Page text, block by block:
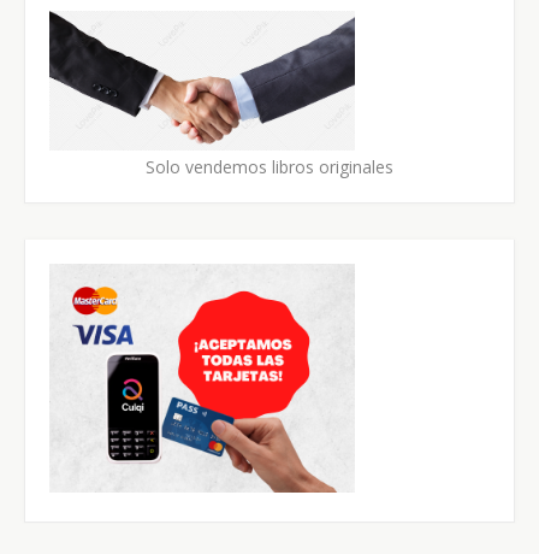
Solo vendemos libros originales